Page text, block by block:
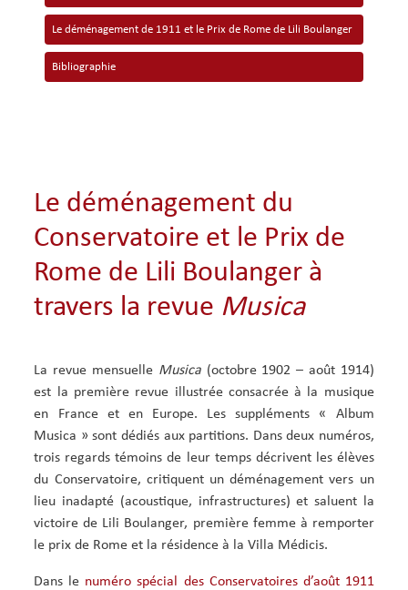
Le déménagement du
Conservatoire et le Prix de
Rome de Lili Boulanger à
travers la revue Musica
La revue mensuelle Musica(octobre 1902 – août 1914)
est la première revue illustrée consacrée à la musique
en France et en Europe. Les suppléments « Album
Musica » sont dédiés aux partitions. Dans deux numéros,
trois regards témoins de leur temps décrivent les élèves
du Conservatoire, critiquent un déménagement vers un
lieu inadapté (acoustique, infrastructures) et saluent la
victoire de Lili Boulanger, première femme à remporter
le prix de Rome et la résidence à la Villa Médicis.
Dans le numéro spécial des Conservatoires d’août 1911
Le déménagement de 1911 et le Prix de Rome de Lili Boulanger
Bibliographie